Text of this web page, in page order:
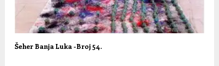
Šeher Banja Luka -Broj 54.